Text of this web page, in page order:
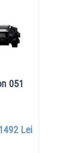
051
Lei